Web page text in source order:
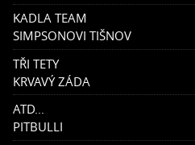
KADLA TEAM
SIMPSONOVI TIŠNOV
TŘI TETY
KRVAVÝ ZÁDA
ATD...
PITBULLI